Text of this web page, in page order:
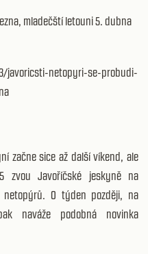
mladečští letouni 5. dubna
javoricsti-netopyri-se-probudi-
začne sice až další víkend, ale
Javoříčské jeskyně na
netopýrů. O týden později, na
naváže podobná novinka